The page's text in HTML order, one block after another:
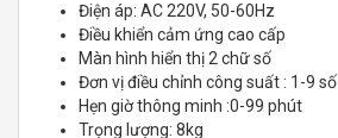
Điện áp: AC 220V, 50-60Hz
Điều khiển cảm ứng cao cấp
Màn hình hiển thị 2 chữ số
Đơn vị điều chỉnh công suất : 1-9 số
Hẹn giờ thông minh :0-99 phút
Trọng lượng: 8kg